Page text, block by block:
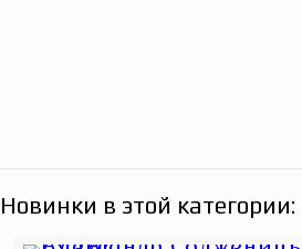
Новинки в этой категории: